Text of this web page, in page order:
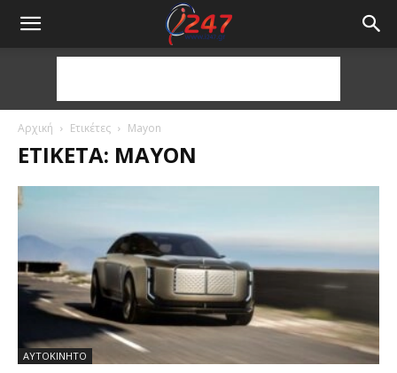
Αρχική Ετικέτες Mayon
ΕΤΙΚΈΤΑ: MAYON
ΑΥΤΟΚΙΝΗΤΟ